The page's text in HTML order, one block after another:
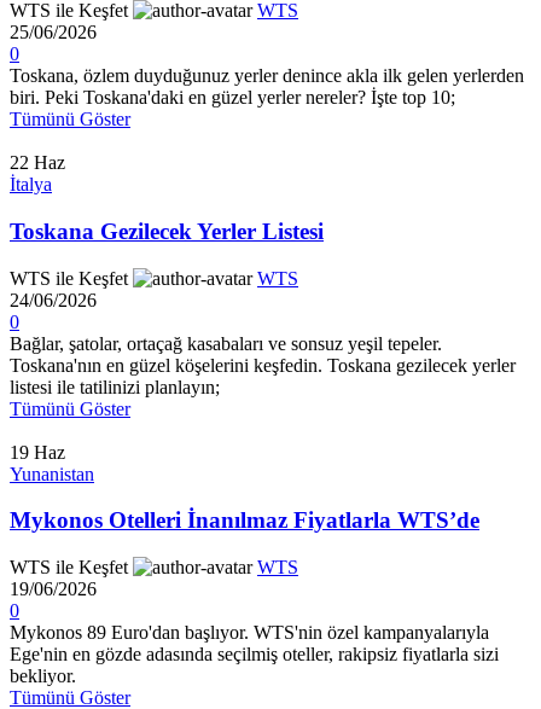
WTS ile Keşfet
WTS
25/06/2026
0
Toskana, özlem duyduğunuz yerler denince akla ilk gelen yerlerden
biri. Peki Toskana'daki en güzel yerler nereler? İşte top 10;
Tümünü Göster
22 Haz
İtalya
Toskana Gezilecek Yerler Listesi
WTS ile Keşfet
WTS
24/06/2026
0
Bağlar, şatolar, ortaçağ kasabaları ve sonsuz yeşil tepeler.
Toskana'nın en güzel köşelerini keşfedin. Toskana gezilecek yerler
listesi ile tatilinizi planlayın;
Tümünü Göster
19 Haz
Yunanistan
Mykonos Otelleri İnanılmaz Fiyatlarla WTS’de
WTS ile Keşfet
WTS
19/06/2026
0
Mykonos 89 Euro'dan başlıyor. WTS'nin özel kampanyalarıyla
Ege'nin en gözde adasında seçilmiş oteller, rakipsiz fiyatlarla sizi
bekliyor.
Tümünü Göster